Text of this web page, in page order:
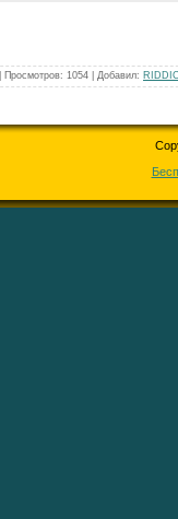
| Просмотров: 1054 | Добавил: